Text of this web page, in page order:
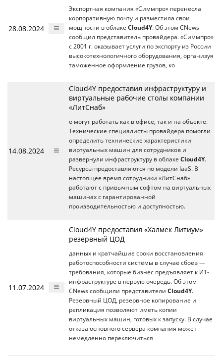
28.08.2024
Экспортная компания «Симмпро» перенесла
корпоративную почту и разместила свои
мощности в облаке Cloud4Y. Об этом CNews
сообщил представитель провайдера. «Симмпро»
с 2001 г. оказывает услуги по экспорту из России
высокотехнологичного оборудования, организуя
таможенное оформление грузов, ко
14.08.2024
Cloud4Y предоставил инфраструктуру и
виртуальные рабочие столы компании
«ЛитСнаб»
е могут работать как в офисе, так и на объекте.
Технические специалисты провайдера помогли
определить технические характеристики
виртуальных машин для сотрудников и
развернули инфраструктуру в облаке Cloud4Y.
Ресурсы предоставляются по модели IaaS. В
настоящее время сотрудники «ЛитСнаб»
работают с привычным софтом на виртуальных
машинах с гарантированной
производительностью и доступностью.
11.07.2024
Cloud4Y предоставил «Халмек Литиум»
резервный ЦОД
данных и кратчайшие сроки восстановления
работоспособности системы в случае сбоев —
требования, которые бизнес предъявляет к ИТ-
инфраструктуре в первую очередь. Об этом
CNews сообщили представители Cloud4Y.
Резервный ЦОД, резервное копирование и
репликация позволяют иметь копии
виртуальных машин, готовых к запуску. В случае
отказа основного сервера компания может
немедленно переключиться